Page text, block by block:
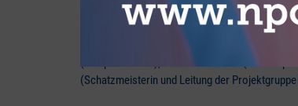
Der neue Vorstand von WISTA Germany (v.
(Vizepräsidentin), Nadine Kornblum
(Schatzmeisterin und Leitung der